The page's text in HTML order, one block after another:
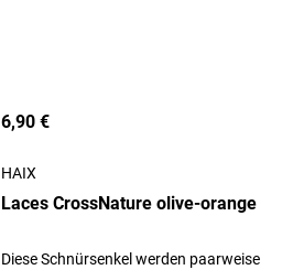
6,90 €
HAIX
Laces CrossNature olive-orange
Diese Schnürsenkel werden paarweise